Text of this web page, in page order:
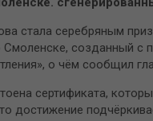
стала серебряным
Смоленске, созданный
о чём сообщил
сертификата,
достижение